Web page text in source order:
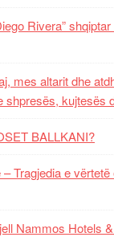
Rivera”
mes altarit dhe
shpresës, kujtesës
BALLKANI?
Tragjedia e
Nammos Hotels